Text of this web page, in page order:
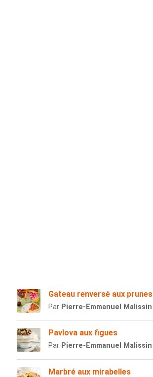
Gateau renversé aux prunes
Par Pierre-Emmanuel Malissin
Pavlova aux figues
Par Pierre-Emmanuel Malissin
Marbré aux mirabelles